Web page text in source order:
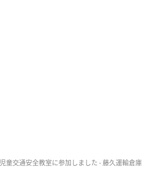
児童交通安全教室に参加しました - 藤久運輸倉庫